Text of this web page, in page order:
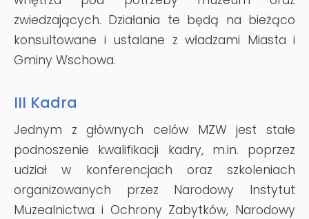
zwiedzających. Działania te będą na bieżąco
konsultowane i ustalane z władzami Miasta i
Gminy Wschowa.
III Kadra
Jednym z głównych celów MZW jest stałe
podnoszenie kwalifikacji kadry, m.in. poprzez
udział w konferencjach oraz szkoleniach
organizowanych przez Narodowy Instytut
Muzealnictwa i Ochrony Zabytków, Narodowy